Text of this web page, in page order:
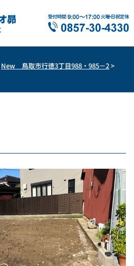
New 鳥取市行徳3丁目988・985－2>